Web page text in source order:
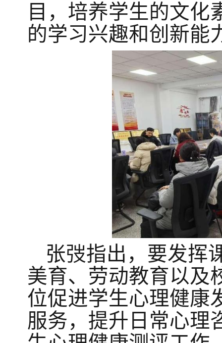
目，培养学生的文化
的学习兴趣和创新能
张弢指出，要发挥
美育、劳动教育以及
位促进学生心理健康
服务，提升日常心理